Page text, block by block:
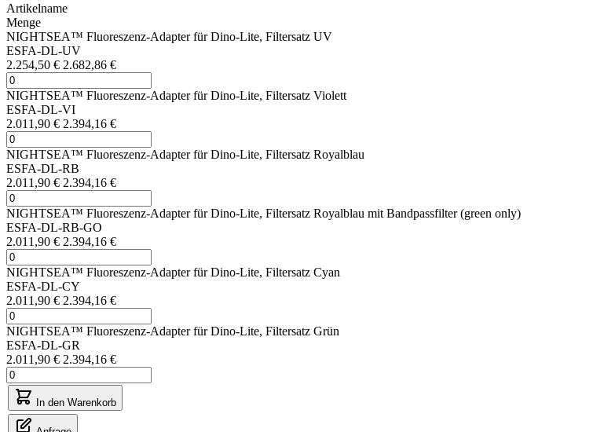
Artikelname
Menge
NIGHTSEA™ Fluoreszenz-Adapter für Dino-Lite, Filtersatz UV
ESFA-DL-UV
2.254,50 € 2.682,86 €
NIGHTSEA™ Fluoreszenz-Adapter für Dino-Lite, Filtersatz Violett
ESFA-DL-VI
2.011,90 € 2.394,16 €
NIGHTSEA™ Fluoreszenz-Adapter für Dino-Lite, Filtersatz Royalblau
ESFA-DL-RB
2.011,90 € 2.394,16 €
NIGHTSEA™ Fluoreszenz-Adapter für Dino-Lite, Filtersatz Royalblau mit Bandpassfilter (green only)
ESFA-DL-RB-GO
2.011,90 € 2.394,16 €
NIGHTSEA™ Fluoreszenz-Adapter für Dino-Lite, Filtersatz Cyan
ESFA-DL-CY
2.011,90 € 2.394,16 €
NIGHTSEA™ Fluoreszenz-Adapter für Dino-Lite, Filtersatz Grün
ESFA-DL-GR
2.011,90 € 2.394,16 €
In den Warenkorb